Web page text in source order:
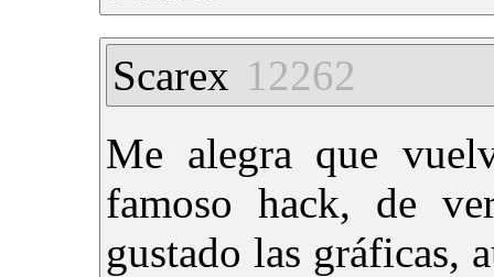
Scarex 12262
Me alegra que
famoso hack, de
gustado las gráficas,